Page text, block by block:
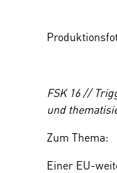
FSK 16 //
und
Zum Thema:
Einer EU-